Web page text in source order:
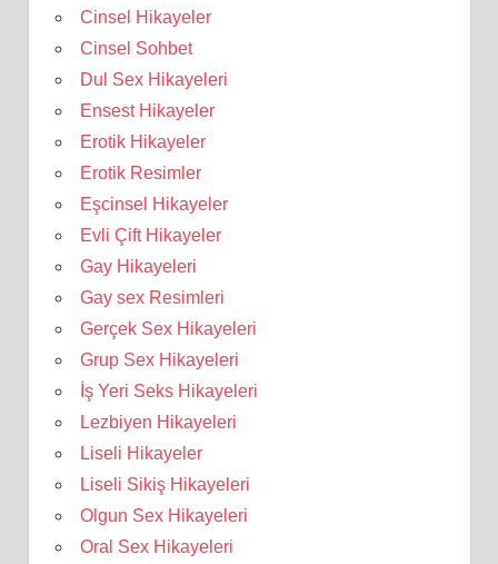
Cinsel Hikayeler
Cinsel Sohbet
Dul Sex Hikayeleri
Ensest Hikayeler
Erotik Hikayeler
Erotik Resimler
Eşcinsel Hikayeler
Evli Çift Hikayeler
Gay Hikayeleri
Gay sex Resimleri
Gerçek Sex Hikayeleri
Grup Sex Hikayeleri
İş Yeri Seks Hikayeleri
Lezbiyen Hikayeleri
Liseli Hikayeler
Liseli Sikiş Hikayeleri
Olgun Sex Hikayeleri
Oral Sex Hikayeleri